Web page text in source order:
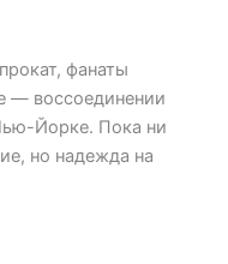
фанаты
— воссоединении
Йорке. Пока ни
но надежда на